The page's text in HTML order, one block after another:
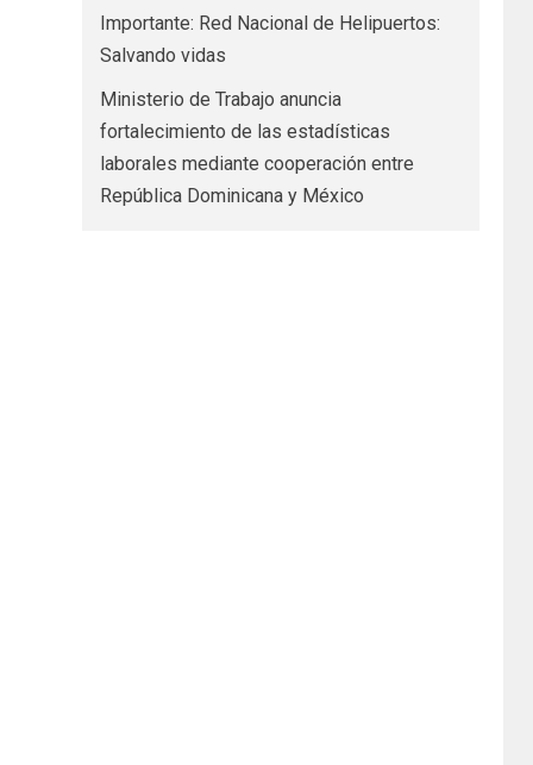
Importante: Red Nacional de Helipuertos:
Salvando vidas
Ministerio de Trabajo anuncia
fortalecimiento de las estadísticas
laborales mediante cooperación entre
República Dominicana y México